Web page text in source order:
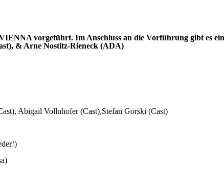
vorgeführt. Im Anschluss an die Vorführung gibt es
& Arne Nostitz-Rieneck (ADA)
Abigail Vollnhofer (Cast),Stefan Gorski (Cast)